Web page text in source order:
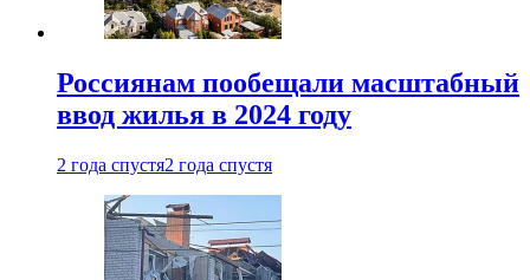
Россиянам пообещали масштабный
ввод жилья в 2024 году
2 года спустя2 года спустя